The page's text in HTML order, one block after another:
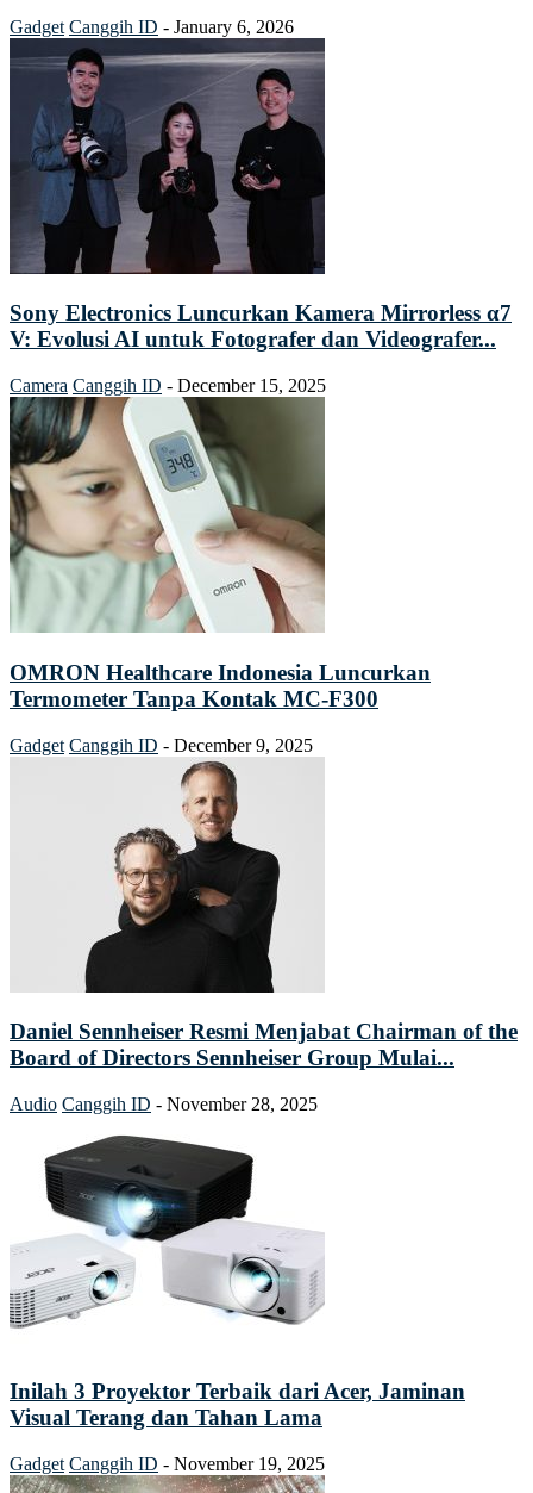
Gadget Canggih ID - January 6, 2026
Sony Electronics Luncurkan Kamera Mirrorless α7
V: Evolusi AI untuk Fotografer dan Videografer...
Camera Canggih ID - December 15, 2025
OMRON Healthcare Indonesia Luncurkan
Termometer Tanpa Kontak MC-F300
Gadget Canggih ID - December 9, 2025
Daniel Sennheiser Resmi Menjabat Chairman of the
Board of Directors Sennheiser Group Mulai...
Audio Canggih ID - November 28, 2025
Inilah 3 Proyektor Terbaik dari Acer, Jaminan
Visual Terang dan Tahan Lama
Gadget Canggih ID - November 19, 2025